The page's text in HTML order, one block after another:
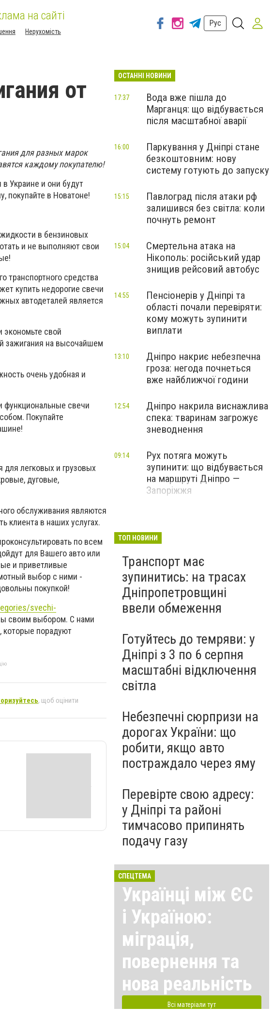
на сайті
Нерухомість
Рус
от
для разных марок
каждому покупателю!
Украине и они будут
покупайте в Новатоне!
в бензиновых
и не выполняют свои
транспортного средства
купить недорогие свечи
автодеталей является
свой
зажигания на высочайшем
очень удобная и
функциональные свечи
Покупайте
легковых и грузовых
дуговые,
обслуживания являются
клиента в наших услугах.
по всем
для Вашего авто или
и приветливые
выбор с ними -
покупкой!
svechi-
своим выбором. С нами
которые порадуют
, щоб оцінити
ОСТАННІ НОВИНИ
Вода вже пішла до
Марганця: що відбувається
після масштабної аварії
17:37
Паркування у Дніпрі стане
безкоштовним: нову
систему готують до запуску
16:00
Павлоград після атаки рф
залишився без світла: коли
почнуть ремонт
15:15
Смертельна атака на
Нікополь: російський удар
знищив рейсовий автобус
15:04
Пенсіонерів у Дніпрі та
області почали перевіряти:
кому можуть зупинити
виплати
14:55
Дніпро накриє небезпечна
гроза: негода почнеться
вже найближчої години
13:10
Дніпро накрила виснажлива
спека: тваринам загрожує
зневоднення
12:54
Рух потяга можуть
зупинити: що відбувається
на маршруті Дніпро —
Запоріжжя
09:14
ТОП НОВИНИ
Транспорт має
зупинитись: на трасах
Дніпропетровщині
ввели обмеження
Готуйтесь до темряви: у
Дніпрі з 3 по 6 серпня
масштабні відключення
світла
Небезпечні сюрпризи на
дорогах України: що
робити, якщо авто
постраждало через яму
Перевірте свою адресу:
у Дніпрі та районі
тимчасово припинять
подачу газу
СПЕЦТЕМА
Українці між ЄС
і Україною:
міграція,
повернення та
нова реальність
Всі матеріали тут